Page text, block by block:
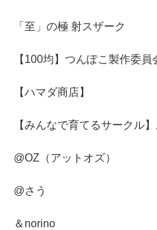
「至」の極 射スザーク
【100均】つんぽこ製作委員
【ハマダ商店】
【みんなで育てるサークル
@OZ（アットオズ）
@さう
＆norino